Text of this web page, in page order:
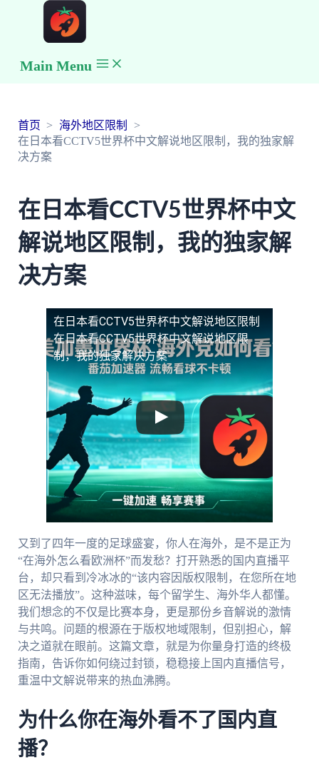
Main Menu
首页
海外地区限制
在日本看CCTV5世界杯中文解说地区限制，我的独家解
决方案
在日本看CCTV5世界杯中文
解说地区限制，我的独家解
决方案
在日本看CCTV5世界杯中文解说地区限制
在日本看CCTV5世界杯中文解说地区限
制，我的独家解决方案
又到了四年一度的足球盛宴，你人在海外，是不是正为
“在海外怎么看欧洲杯”而发愁？打开熟悉的国内直播平
台，却只看到冷冰冰的“该内容因版权限制，在您所在地
区无法播放”。这种滋味，每个留学生、海外华人都懂。
我们想念的不仅是比赛本身，更是那份乡音解说的激情
与共鸣。问题的根源在于版权地域限制，但别担心，解
决之道就在眼前。这篇文章，就是为你量身打造的终极
指南，告诉你如何绕过封锁，稳稳接上国内直播信号，
重温中文解说带来的热血沸腾。
为什么你在海外看不了国内直
播？